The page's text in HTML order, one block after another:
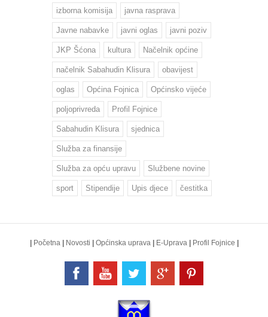
izborna komisija javna rasprava
Javne nabavke javni oglas javni poziv
JKP Šćona kultura Načelnik općine
načelnik Sabahudin Klisura obavijest
oglas Općina Fojnica Općinsko vijeće
poljoprivreda Profil Fojnice
Sabahudin Klisura sjednica
Služba za finansije
Služba za opću upravu Službene novine
sport Stipendije Upis djece čestitka
| Početna | Novosti | Općinska uprava | E-Uprava | Profil Fojnice |